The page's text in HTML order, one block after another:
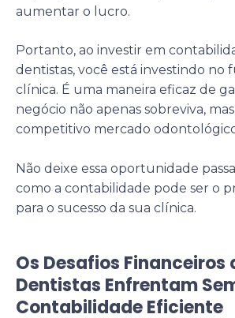
aumentar o lucro.
Portanto, ao investir em
dentistas, você está investindo no
clínica. É uma maneira eficaz de
negócio não apenas sobreviva,
competitivo mercado
Não deixe essa oportunidade
como a contabilidade pode ser o
para o sucesso da sua clínica.
Os Desafios Financeiros
Dentistas Enfrentam
Contabilidade Eficiente